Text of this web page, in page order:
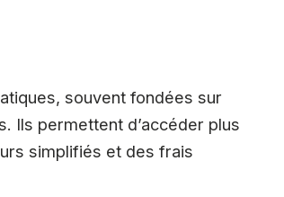
souvent fondées sur
Ils permettent d’accéder plus
simplifiés et des frais